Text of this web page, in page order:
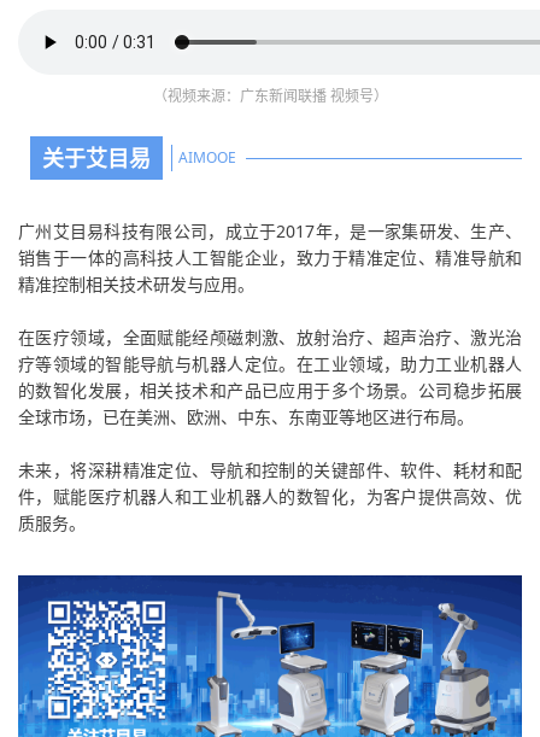
（视频来源：广东新闻联播 视频号）
关于艾目易 AIMOOE
广州艾目易科技有限公司，成立于2017年，是一家集研发、生产、
销售于一体的高科技人工智能企业，致力于精准定位、精准导航和
精准控制相关技术研发与应用。
在医疗领域，全面赋能经颅磁刺激、放射治疗、超声治疗、激光治
疗等领域的智能导航与机器人定位。在工业领域，助力工业机器人
的数智化发展，相关技术和产品已应用于多个场景。公司稳步拓展
全球市场，已在美洲、欧洲、中东、东南亚等地区进行布局。
未来，将深耕精准定位、导航和控制的关键部件、软件、耗材和配
件，赋能医疗机器人和工业机器人的数智化，为客户提供高效、优
质服务。